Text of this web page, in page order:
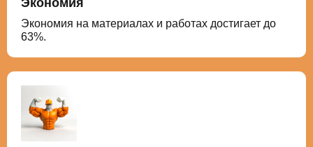
Экономия
Экономия на материалах и работах достигает до
63%.